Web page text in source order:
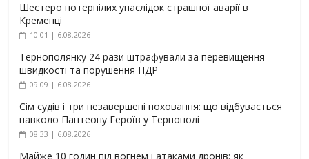
Шестеро потерпілих унаслідок страшної аварії в
Кременці
10:01 | 6.08.2026
Тернополянку 24 рази штрафували за перевищення
швидкості та порушення ПДР
09:09 | 6.08.2026
Сім судів і три незавершені поховання: що відбувається
навколо Пантеону Героїв у Тернополі
08:33 | 6.08.2026
Майже 10 годин під вогнем і атаками дронів: як